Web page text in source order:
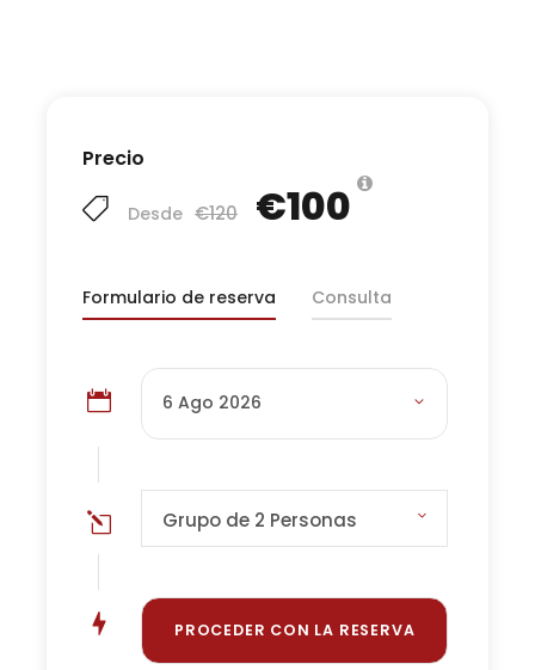
Precio
Desde €120 €100
Formulario de reserva Consulta
Grupo de 2 Personas
Qué incluye
Libre Vogtsbauernhof
al tipo de grupo
Recomendaciones para aprovechar
mejor la visita, especialmente con niños
Opcionales
Tour combinado Museo al Aire Libre
Vogtsbauernhof + Schiltach